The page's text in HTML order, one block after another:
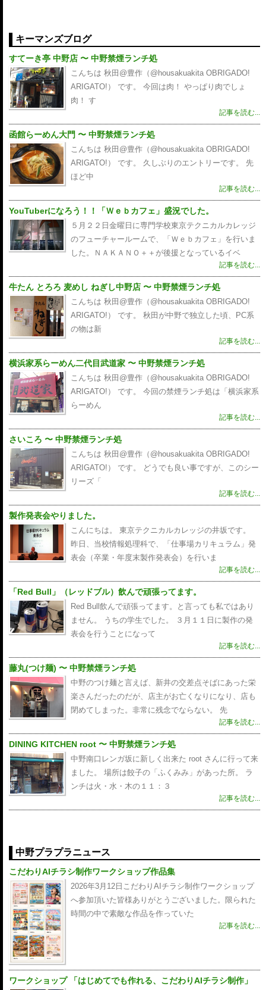
キーマンズブログ
すてーき亭 中野店 〜 中野禁煙ランチ処
こんちは 秋田@豊作（@housakuakita‎ OBRIGADO!
ARIGATO!） です。 今回は肉！ やっぱり肉でしょ
肉！ す
記事を読む...
函館らーめん大門 〜 中野禁煙ランチ処
こんちは 秋田@豊作（@housakuakita‎ OBRIGADO!
ARIGATO!） です。 久しぶりのエントリーです。 先
ほど中
記事を読む...
YouTuberになろう！！「Ｗｅｂカフェ」盛況でした。
５月２２日金曜日に専門学校東京テクニカルカレッジ
のフューチャールームで、「Ｗｅｂカフェ」を行いま
した。ＮＡＫＡＮＯ＋＋が後援となっているイベ
記事を読む...
牛たん とろろ 麦めし ねぎし中野店 〜 中野禁煙ランチ処
こんちは 秋田@豊作（@housakuakita‎ OBRIGADO!
ARIGATO!） です。 秋田が中野で独立した頃、PC系
の物は新
記事を読む...
横浜家系らーめん二代目武道家 〜 中野禁煙ランチ処
こんちは 秋田@豊作（@housakuakita‎ OBRIGADO!
ARIGATO!） です。 今回の禁煙ランチ処は「横浜家系
らーめん
記事を読む...
さいころ 〜 中野禁煙ランチ処
こんちは 秋田@豊作（@housakuakita‎ OBRIGADO!
ARIGATO!） です。 どうでも良い事ですが、このシー
リーズ「
記事を読む...
製作発表会やりました。
こんにちは。 東京テクニカルカレッジの井坂です。
昨日、当校情報処理科で、「仕事場カリキュラム」発
表会（卒業・年度末製作発表会）を行いま
記事を読む...
「Red Bull」（レッドブル）飲んで頑張ってます。
Red Bull飲んで頑張ってます。と言っても私ではあり
ません。 うちの学生でした。 ３月１１日に製作の発
表会を行うことになって
記事を読む...
藤丸(つけ麺) 〜 中野禁煙ランチ処
中野のつけ麺と言えば、新井の交差点そばにあった栄
楽さんだったのだが、店主がお亡くなりになり、店も
閉めてしまった。非常に残念でならない。 先
記事を読む...
DINING KITCHEN root 〜 中野禁煙ランチ処
中野南口レンガ坂に新しく出来た root さんに行って来
ました。 場所は餃子の「ふくみみ」があった所。 ラ
ンチは火・水・木の１１：３
記事を読む...
中野プラプラニュース
こだわりAIチラシ制作ワークショップ作品集
2026年3月12日こだわりAIチラシ制作ワークショップ
へ参加頂いた皆様ありがとうございました。限られた
時間の中で素敵な作品を作っていた
記事を読む...
ワークショップ 「はじめてでも作れる、こだわりAIチラシ制作」